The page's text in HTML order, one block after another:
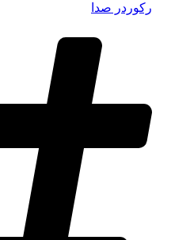
رکوردر صدا